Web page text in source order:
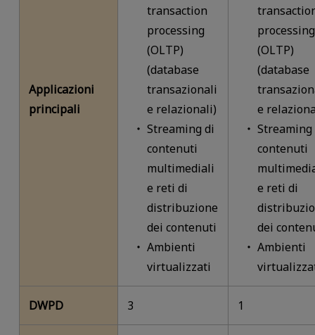
Applicazioni
principali
transaction
processing
(OLTP)
(database
transazionali
e relazionali)
Streaming di
contenuti
multimediali
e reti di
distribuzione
dei contenuti
Ambienti
virtualizzati
processing
(OLTP)
(database
e
Streaming
contenuti
e reti di
dei
Ambienti
DWPD 3 1